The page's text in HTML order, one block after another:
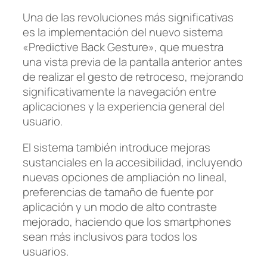
Una de las revoluciones más significativas
es la implementación del nuevo sistema
«Predictive Back Gesture», que muestra
una vista previa de la pantalla anterior antes
de realizar el gesto de retroceso, mejorando
significativamente la navegación entre
aplicaciones y la experiencia general del
usuario.
El sistema también introduce mejoras
sustanciales en la accesibilidad, incluyendo
nuevas opciones de ampliación no lineal,
preferencias de tamaño de fuente por
aplicación y un modo de alto contraste
mejorado, haciendo que los smartphones
sean más inclusivos para todos los
usuarios.